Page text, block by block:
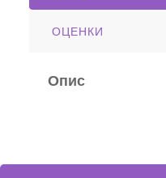
ОЦЕНКИ
Опис